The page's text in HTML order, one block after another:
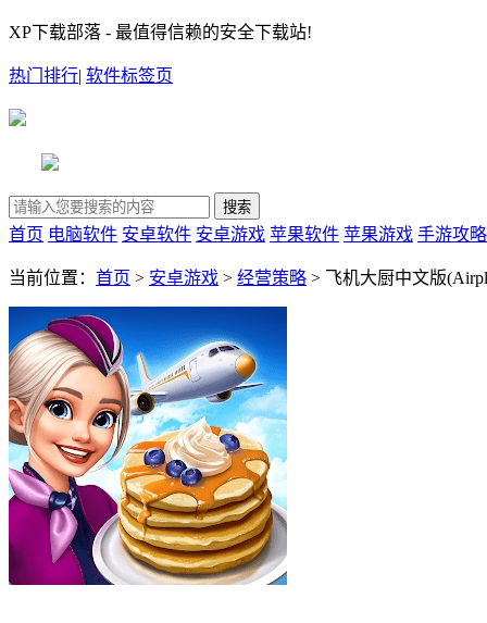
XP下载部落 - 最值得信赖的安全下载站!
热门排行| 软件标签页
首页 电脑软件 安卓软件 安卓游戏 苹果软件 苹果游戏 手游攻略
当前位置： 首页 > 安卓游戏 > 经营策略 > 飞机大厨中文版